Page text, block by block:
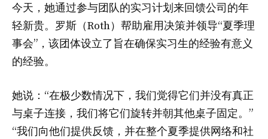
今天，她通过参与团队的实习计划来回馈公司的年
轻新贵。罗斯（Roth）帮助雇用决策并领导“夏季理
事会”，该团体设立了旨在确保实习生的经验有意义
的经验。
她说：“在极少数情况下，我们觉得它们并没有真正
与桌子连接，我们将它们旋转并朝其他桌子固定。”
“我们向他们提供反馈，并在整个夏季提供网络和社